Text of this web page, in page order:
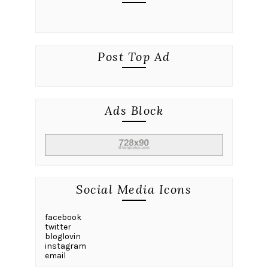
Post Top Ad
Ads Block
Social Media Icons
facebook
twitter
bloglovin
instagram
email